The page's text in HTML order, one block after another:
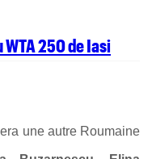
250 de Iasi
une autre Roumaine